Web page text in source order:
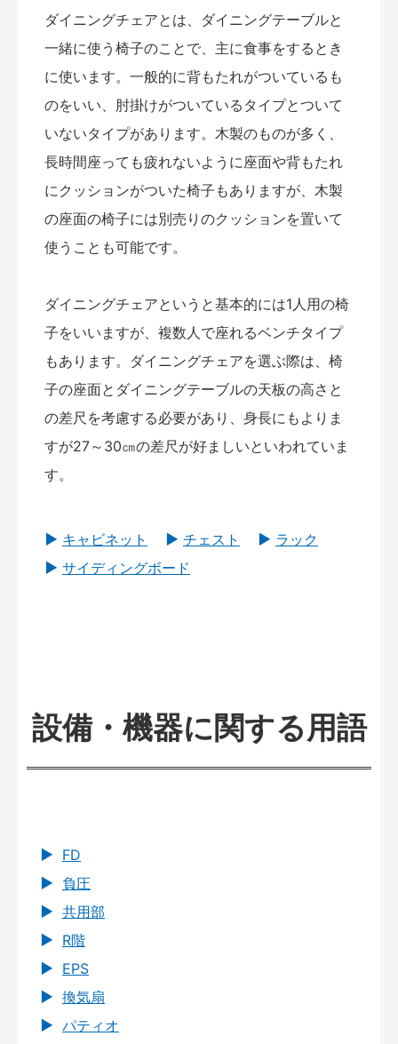
ダイニングチェアとは、ダイニングテーブルと
一緒に使う椅子のことで、主に食事をするとき
に使います。一般的に背もたれがついているも
のをいい、肘掛けがついているタイプとついて
いないタイプがあります。木製のものが多く、
長時間座っても疲れないように座面や背もたれ
にクッションがついた椅子もありますが、木製
の座面の椅子には別売りのクッションを置いて
使うことも可能です。
ダイニングチェアというと基本的には1人用の椅
子をいいますが、複数人で座れるベンチタイプ
もあります。ダイニングチェアを選ぶ際は、椅
子の座面とダイニングテーブルの天板の高さと
の差尺を考慮する必要があり、身長にもよりま
すが27～30㎝の差尺が好ましいといわれていま
す。
キャビネット チェスト
ラック
サイディングボード
設備・機器に関する用語
FD
負圧
共用部
R階
EPS
換気扇
パティオ